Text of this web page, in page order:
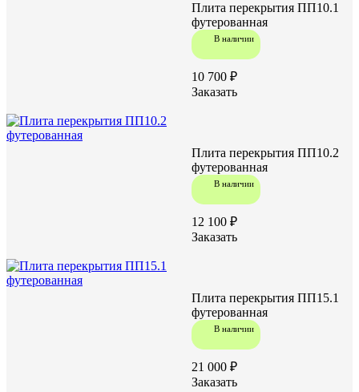
В наличии
Плита перекрытия ПП10.1
футерованная
10 700 ₽
Заказать
В наличии
Плита перекрытия ПП10.2
футерованная
12 100 ₽
Заказать
В наличии
Плита перекрытия ПП15.1
футерованная
21 000 ₽
Заказать